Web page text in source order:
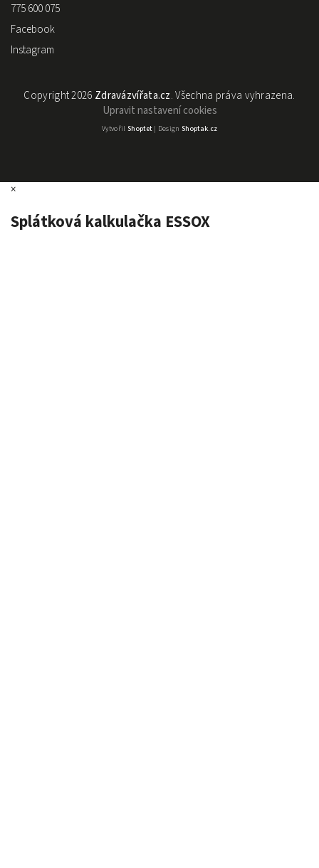
775 600 075
Facebook
Instagram
Copyright 2026 Zdravázvířata.cz. Všechna práva vyhrazena.
Upravit nastavení cookies
Vytvořil Shoptet| Design Shoptak.cz
×
Splátková kalkulačka ESSOX